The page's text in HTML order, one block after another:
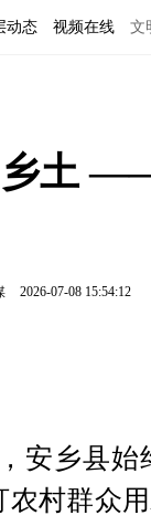
动态 视频在线 文
土
2026-07-08 15:54:12
安乡县始
农村群众